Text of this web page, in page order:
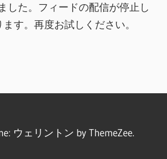
した。フィードの配信が停止し
す。再度お試しください。
ウェリントン by ThemeZee.